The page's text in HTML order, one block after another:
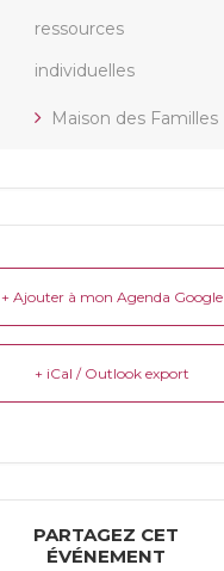
ressources
individuelles
Maison des Familles
+ Ajouter à mon Agenda Google
+ iCal / Outlook export
PARTAGEZ CET
ÉVÉNEMENT